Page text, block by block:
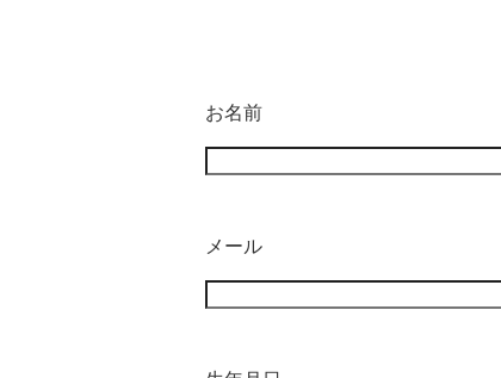
お名前
メール